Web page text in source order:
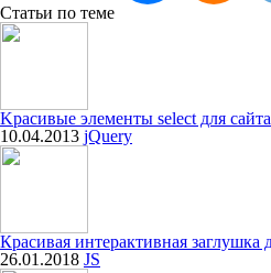
Статьи по теме
Kрасивые элементы select для сайта
10.04.2013 jQuery
Красивая интерактивная заглушка
26.01.2018 JS